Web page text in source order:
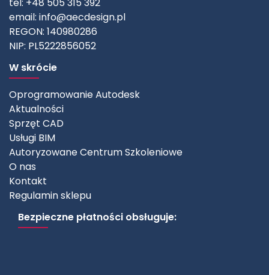
tel: +48 505 315 392
email: info@aecdesign.pl
REGON: 140980286
NIP: PL5222856052
W skrócie
Oprogramowanie Autodesk
Aktualności
Sprzęt CAD
Usługi BIM
Autoryzowane Centrum Szkoleniowe
O nas
Kontakt
Regulamin sklepu
Bezpieczne płatności obsługuje: